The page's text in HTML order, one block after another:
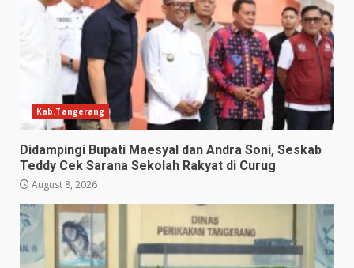
Kab.Tangerang
Didampingi Bupati Maesyal dan Andra Soni, Seskab
Teddy Cek Sarana Sekolah Rakyat di Curug
August 8, 2026